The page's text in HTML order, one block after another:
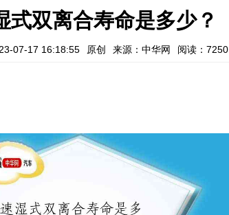
式双离合寿命是多少？
07-17 16:18:55 原创 来源：中华网 阅读：7250